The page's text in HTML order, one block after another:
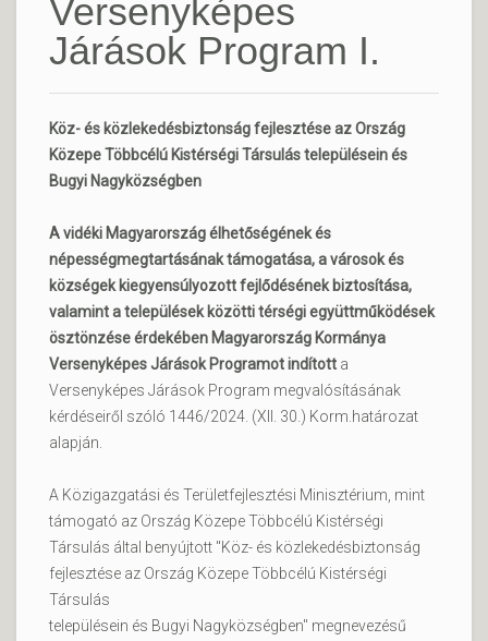
Versenyképes
Járások Program I.
Köz- és közlekedésbiztonság fejlesztése az Ország
Közepe Többcélú Kistérségi Társulás településein és
Bugyi Nagyközségben
A vidéki Magyarország élhetőségének és
népességmegtartásának támogatása, a városok és
községek kiegyensúlyozott fejlődésének biztosítása,
valamint a települések közötti térségi együttműködések
ösztönzése érdekében Magyarország Kormánya
Versenyképes Járások Programot indított a
Versenyképes Járások Program megvalósításának
kérdéseiről szóló 1446/2024. (XII. 30.) Korm.határozat
alapján.
A Közigazgatási és Területfejlesztési Minisztérium, mint
támogató az Ország Közepe Többcélú Kistérségi
Társulás által benyújtott "Köz- és közlekedésbiztonság
fejlesztése az Ország Közepe Többcélú Kistérségi
Társulás
településein és Bugyi Nagyközségben" megnevezésű